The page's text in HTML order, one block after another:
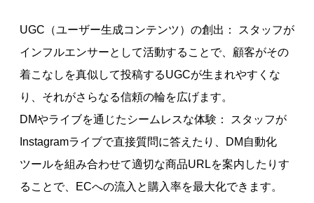
UGC（ユーザー生成コンテンツ）の創出： スタッフが
インフルエンサーとして活動することで、顧客がその
着こなしを真似して投稿するUGCが生まれやすくな
り、それがさらなる信頼の輪を広げます。
DMやライブを通じたシームレスな体験： スタッフが
Instagramライブで直接質問に答えたり、DM自動化
ツールを組み合わせて適切な商品URLを案内したりす
ることで、ECへの流入と購入率を最大化できます。